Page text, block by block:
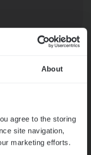
About
agree to the storing
site navigation,
marketing efforts.
elkaar
én droge
én op het